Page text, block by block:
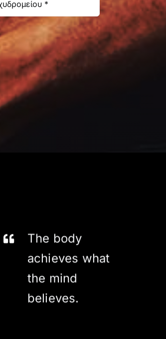
The body
achieves what
the mind
believes.